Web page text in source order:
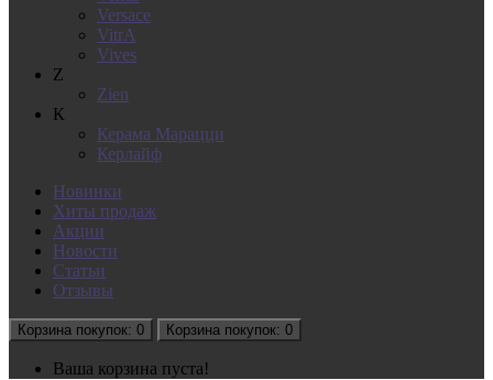
Versace
VitrA
Vives
Z
Zien
К
Керама Марацци
Керлайф
Новинки
Хиты продаж
Акции
Новости
Статьи
Отзывы
Корзина покупок: 0 Корзина покупок: 0
Ваша корзина пуста!